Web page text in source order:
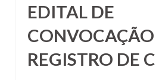
EDITAL DE
REGISTRO DE